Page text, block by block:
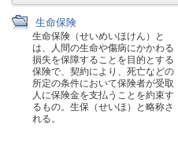
生命保険
生命保険（せいめいほけん）と
は、人間の生命や傷病にかかわる
損失を保障することを目的とする
保険で、契約により、死亡などの
所定の条件において保険者が受取
人に保険金を支払うことを約束す
るもの。生保（せいほ）と略称さ
れる。